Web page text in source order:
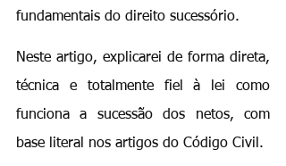
fundamentais do direito sucessório.
Neste artigo, explicarei de forma direta,
técnica e totalmente fiel à lei como
funciona a sucessão dos netos, com
base literal nos artigos do Código Civil.